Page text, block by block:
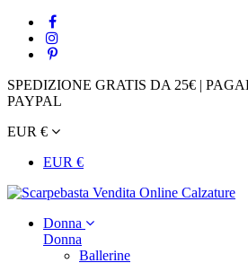
SPEDIZIONE GRATIS DA 25€ |
PAYPAL
EUR €
EUR €
Donna
Donna
Ballerine